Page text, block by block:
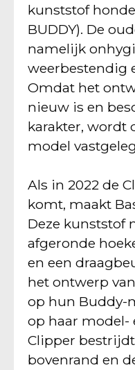
kunststof
BUDDY). De
namelijk
weerbestendig
Omdat het
nieuw is en
karakter, wordt
model
Als in 2022 de
komt, maakt
Deze kunststof
afgeronde
en een
het ontwerp
op hun Buddy-
op haar model-
Clipper
bovenrand en